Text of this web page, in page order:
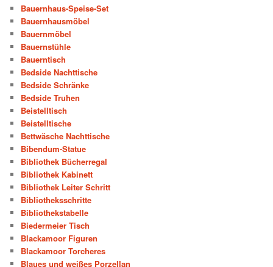
Bauernhaus-Speise-Set
Bauernhausmöbel
Bauernmöbel
Bauernstühle
Bauerntisch
Bedside Nachttische
Bedside Schränke
Bedside Truhen
Beistelltisch
Beistelltische
Bettwäsche Nachttische
Bibendum-Statue
Bibliothek Bücherregal
Bibliothek Kabinett
Bibliothek Leiter Schritt
Bibliotheksschritte
Bibliothekstabelle
Biedermeier Tisch
Blackamoor Figuren
Blackamoor Torcheres
Blaues und weißes Porzellan